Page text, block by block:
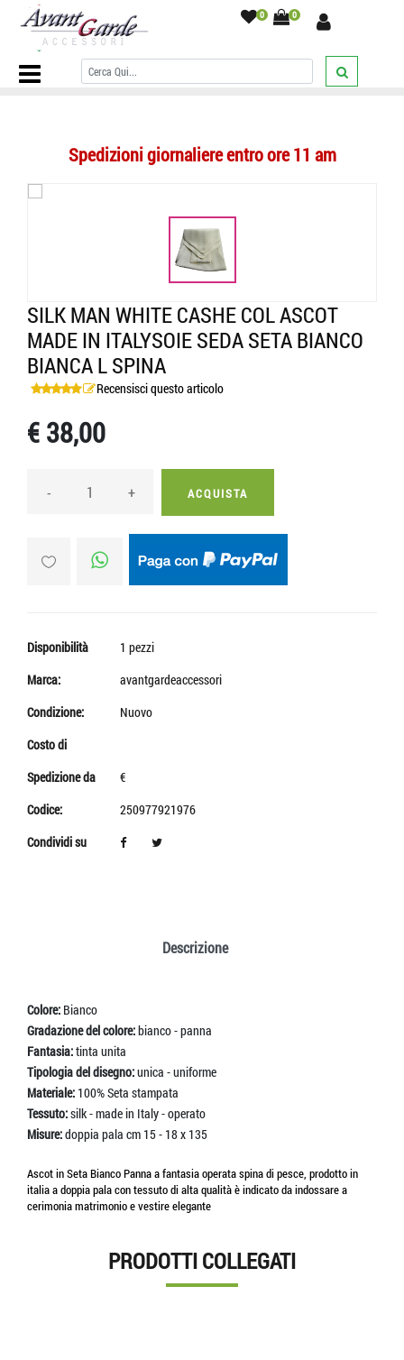
0 0
Home Page/ASCOT/cashe col uomo/tinta unita/Silk man white
cashe col ascot made in italysoie seda seta bianco bianca l spina
Spedizioni giornaliere entro ore 11 am
SILK MAN WHITE CASHE COL ASCOT
MADE IN ITALYSOIE SEDA SETA BIANCO
BIANCA L SPINA
Recensisci questo articolo
€ 38,00
- + ACQUISTA
Disponibilità
1 pezzi
Marca:
avantgardeaccessori
Condizione:
Nuovo
Costo di
Spedizione da
€
Codice:
250977921976
Condividi su
Descrizione
Colore: Bianco
Gradazione del colore:bianco - panna
Fantasia:tinta unita
Tipologia del disegno:unica - uniforme
Materiale: 100% Seta stampata
Tessuto:silk - made in Italy - operato
Misure:doppia pala cm 15 - 18 x 135
Ascot in Seta Bianco Panna a fantasia operata spina di pesce, prodotto in
italia a doppia pala con tessuto di alta qualità è indicato da indossare a
cerimonia matrimonio e vestire elegante
PRODOTTI COLLEGATI